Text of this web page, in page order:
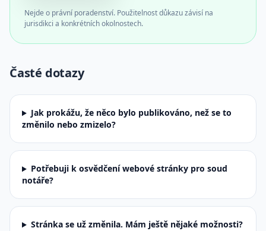
Nejde o právní poradenství. Použitelnost důkazu závisí na
jurisdikci a konkrétních okolnostech.
Časté dotazy
Jak prokážu, že něco bylo publikováno, než se to
změnilo nebo zmizelo?
Potřebuji k osvědčení webové stránky pro soud
notáře?
Stránka se už změnila. Mám ještě nějaké možnosti?